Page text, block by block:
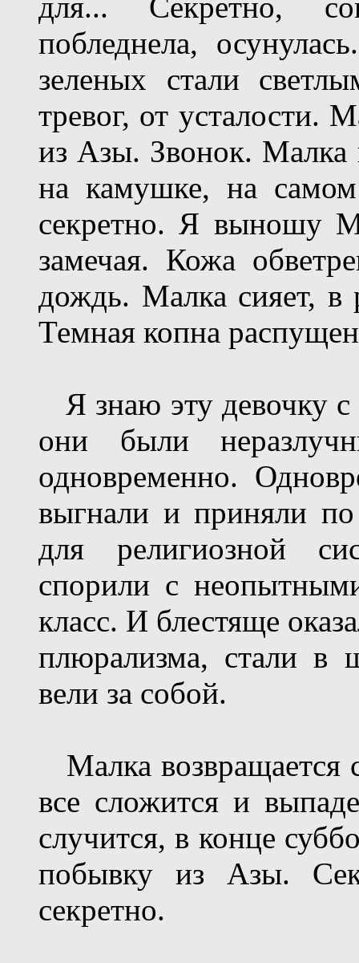
побледнела,
зеленых стали
тревог, от усталости.
из Азы. Звонок. Малка
на камушке, на самом
секретно. Я выношу
замечая. Кожа
дождь. Малка сияет, в
Темная копна
Я знаю эту девочку с
они были
одновременно.
выгнали и приняли
для религиозной
спорили с
класс. И блестяще
плюрализма, стали в
вели за собой.
Малка возвращается
все сложится и
случится, в конце
побывку из Азы.
секретно.